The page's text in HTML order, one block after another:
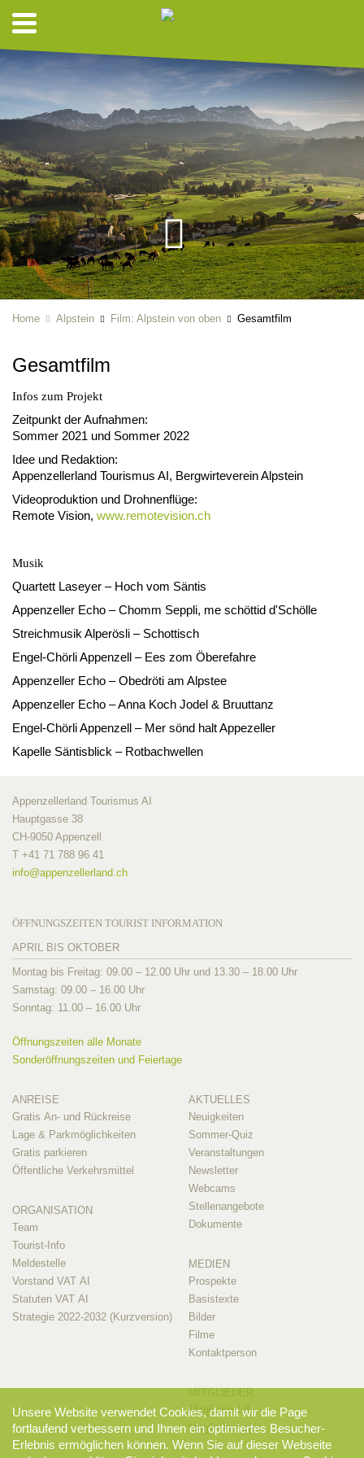
Home Alpstein Film: Alpstein von oben Gesamtfilm
Gesamtfilm
Infos zum Projekt
Zeitpunkt der Aufnahmen:
Sommer 2021 und Sommer 2022
Idee und Redaktion:
Appenzellerland Tourismus AI, Bergwirteverein Alpstein
Videoproduktion und Drohnenflüge:
Remote Vision, www.remotevision.ch
Musik
Quartett Laseyer – Hoch vom Säntis
Appenzeller Echo – Chomm Seppli, me schöttid d'Schölle
Streichmusik Alperösli – Schottisch
Engel-Chörli Appenzell – Ees zom Öberefahre
Appenzeller Echo – Obedröti am Alpstee
Appenzeller Echo – Anna Koch Jodel & Bruuttanz
Engel-Chörli Appenzell – Mer sönd halt Appezeller
Kapelle Säntisblick – Rotbachwellen
Appenzellerland Tourismus AI
Hauptgasse 38
CH-9050 Appenzell
T +41 71 788 96 41
info@appenzellerland.ch
ÖFFNUNGSZEITEN TOURIST INFORMATION
APRIL BIS OKTOBER
Montag bis Freitag: 09.00 – 12.00 Uhr und 13.30 – 18.00 Uhr
Samstag: 09.00 – 16.00 Uhr
Sonntag: 11.00 – 16.00 Uhr
Öffnungszeiten alle Monate
Sonderöffnungszeiten und Feiertage
ANREISE
Gratis An- und Rückreise
Lage & Parkmöglichkeiten
Gratis parkieren
Öffentliche Verkehrsmittel
ORGANISATION
Team
Tourist-Info
Meldestelle
Vorstand VAT AI
Statuten VAT AI
Strategie 2022-2032 (Kurzversion)
AKTUELLES
Neuigkeiten
Sommer-Quiz
Veranstaltungen
Newsletter
Webcams
Stellenangebote
Dokumente
MEDIEN
Prospekte
Basistexte
Bilder
Filme
Kontaktperson
Mitglieder-Info
Mitglieder-Login
Unsere Website verwendet Cookies, damit wir die Page
fortlaufend verbessern und Ihnen ein optimiertes Besucher-
Erlebnis ermöglichen können. Wenn Sie auf dieser Webseite